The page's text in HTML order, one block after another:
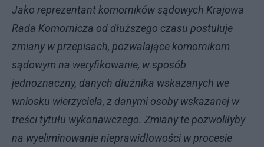
Jako reprezentant komorników sądowych Krajowa
Rada Komornicza od dłuższego czasu postuluje
zmiany w przepisach, pozwalające komornikom
sądowym na weryfikowanie, w sposób
jednoznaczny, danych dłużnika wskazanych we
wniosku wierzyciela, z danymi osoby wskazanej w
treści tytułu wykonawczego. Zmiany te pozwoliłyby
na wyeliminowanie nieprawidłowości w procesie